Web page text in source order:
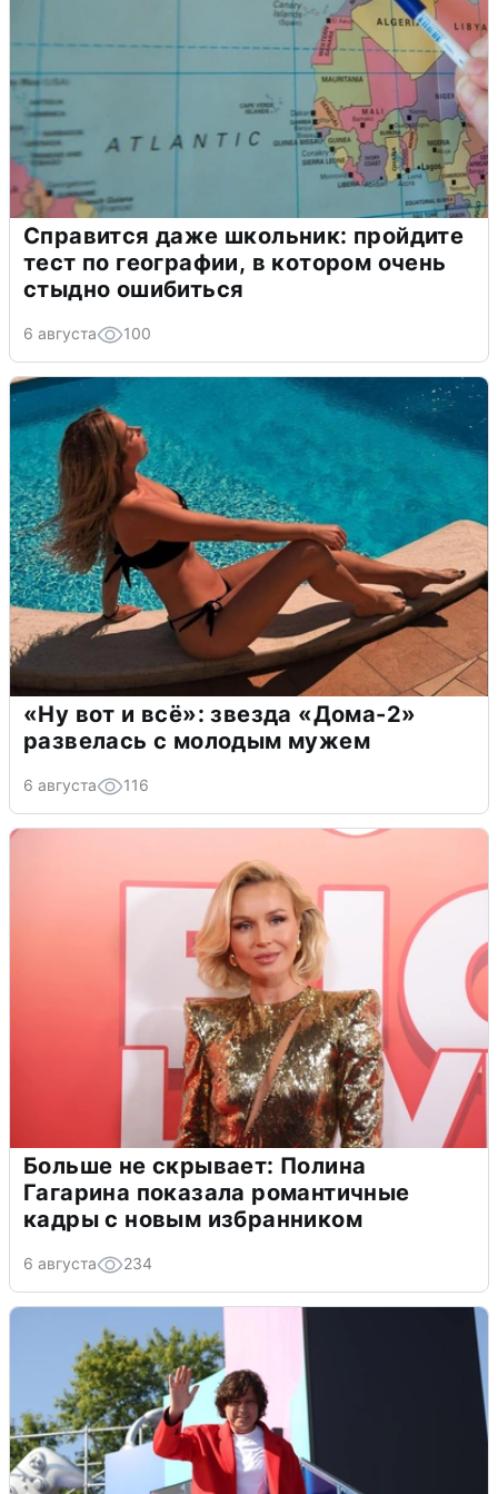
Справится даже школьник: пройдите
тест по географии, в котором очень
стыдно ошибиться
6 августа 100
«Ну вот и всё»: звезда «Дома-2»
развелась с молодым мужем
6 августа 116
Больше не скрывает: Полина
Гагарина показала романтичные
кадры с новым избранником
6 августа 234